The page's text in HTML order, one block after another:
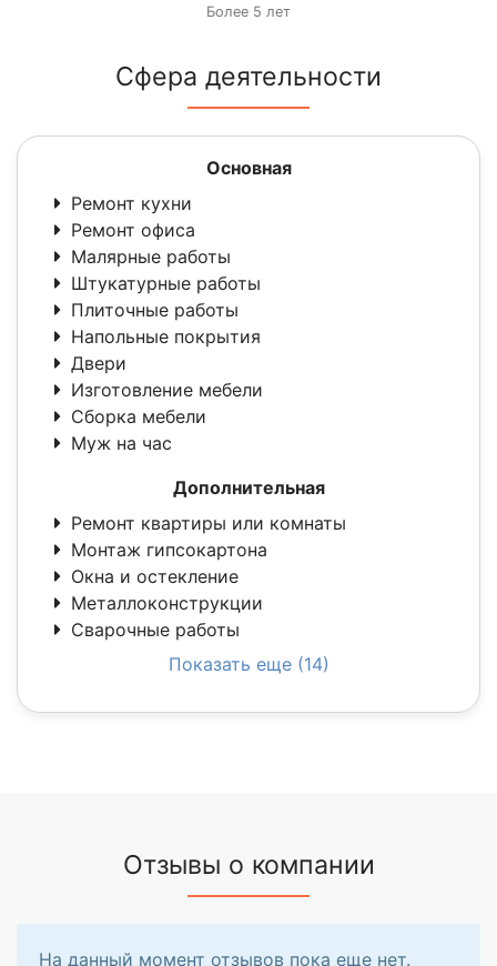
Более 5 лет
Сфера деятельности
Основная
Ремонт кухни
Ремонт офиса
Малярные работы
Штукатурные работы
Плиточные работы
Напольные покрытия
Двери
Изготовление мебели
Сборка мебели
Муж на час
Дополнительная
Ремонт квартиры или комнаты
Монтаж гипсокартона
Окна и остекление
Металлоконструкции
Сварочные работы
Показать еще (14)
Отзывы о компании
На данный момент отзывов пока еще нет.